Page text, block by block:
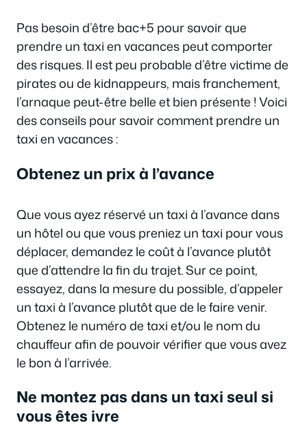
Pas besoin d’être bac+5 pour savoir que
prendre un taxi en vacances peut comporter
des risques. Il est peu probable d’être victime de
pirates ou de kidnappeurs, mais franchement,
l’arnaque peut-être belle et bien présente ! Voici
des conseils pour savoir comment prendre un
taxi en vacances :
Obtenez un prix à l’avance
Que vous ayez réservé un taxi à l’avance dans
un hôtel ou que vous preniez un taxi pour vous
déplacer, demandez le coût à l’avance plutôt
que d’attendre la fin du trajet. Sur ce point,
essayez, dans la mesure du possible, d’appeler
un taxi à l’avance plutôt que de le faire venir.
Obtenez le numéro de taxi et/ou le nom du
chauffeur afin de pouvoir vérifier que vous avez
le bon à l’arrivée.
Ne montez pas dans un taxi seul si
vous êtes ivre